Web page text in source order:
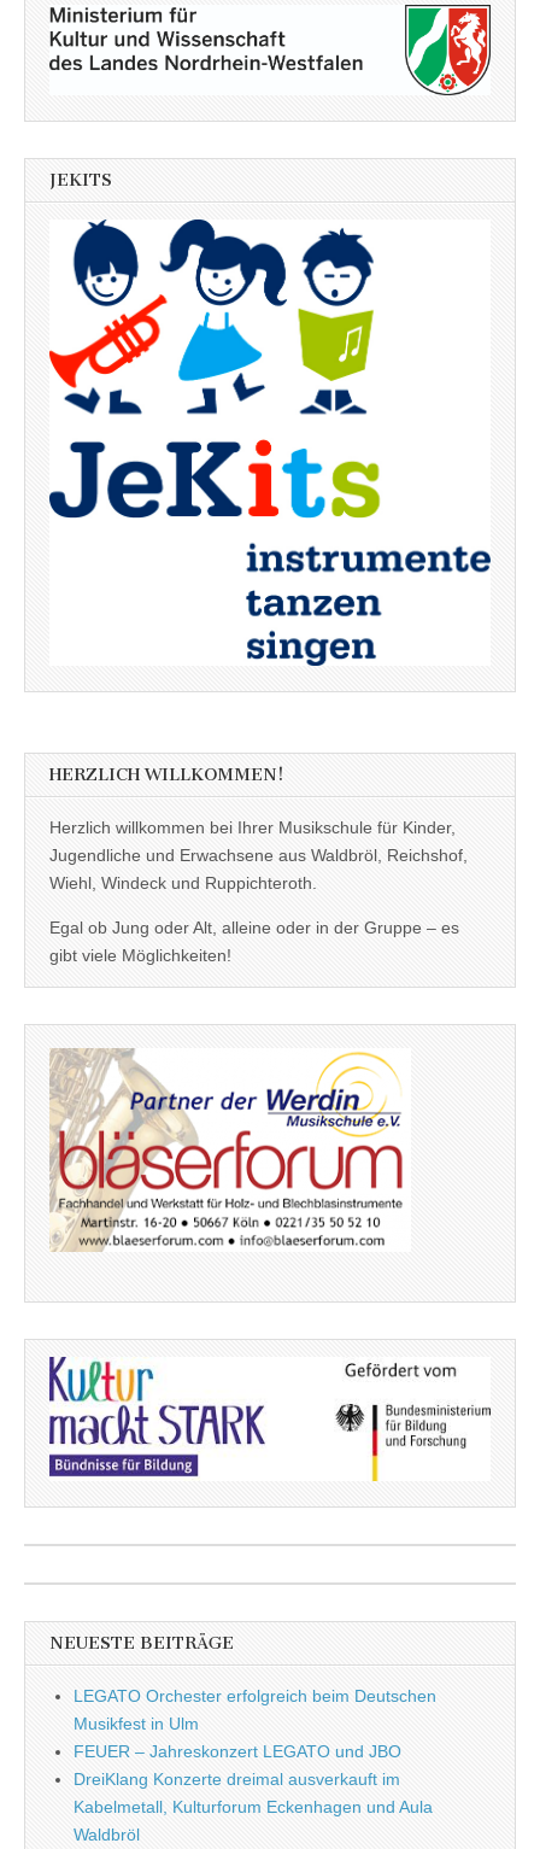
JEKITS
HERZLICH WILLKOMMEN!
Herzlich willkommen bei Ihrer Musikschule für Kinder,
Jugendliche und Erwachsene aus Waldbröl, Reichshof,
Wiehl, Windeck und Ruppichteroth.
Egal ob Jung oder Alt, alleine oder in der Gruppe – es
gibt viele Möglichkeiten!
NEUESTE BEITRÄGE
LEGATO Orchester erfolgreich beim Deutschen
Musikfest in Ulm
FEUER – Jahreskonzert LEGATO und JBO
DreiKlang Konzerte dreimal ausverkauft im
Kabelmetall, Kulturforum Eckenhagen und Aula
Waldbröl